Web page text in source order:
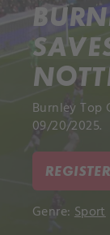
Burnley Top
09/20/2025.
Genre: Sport